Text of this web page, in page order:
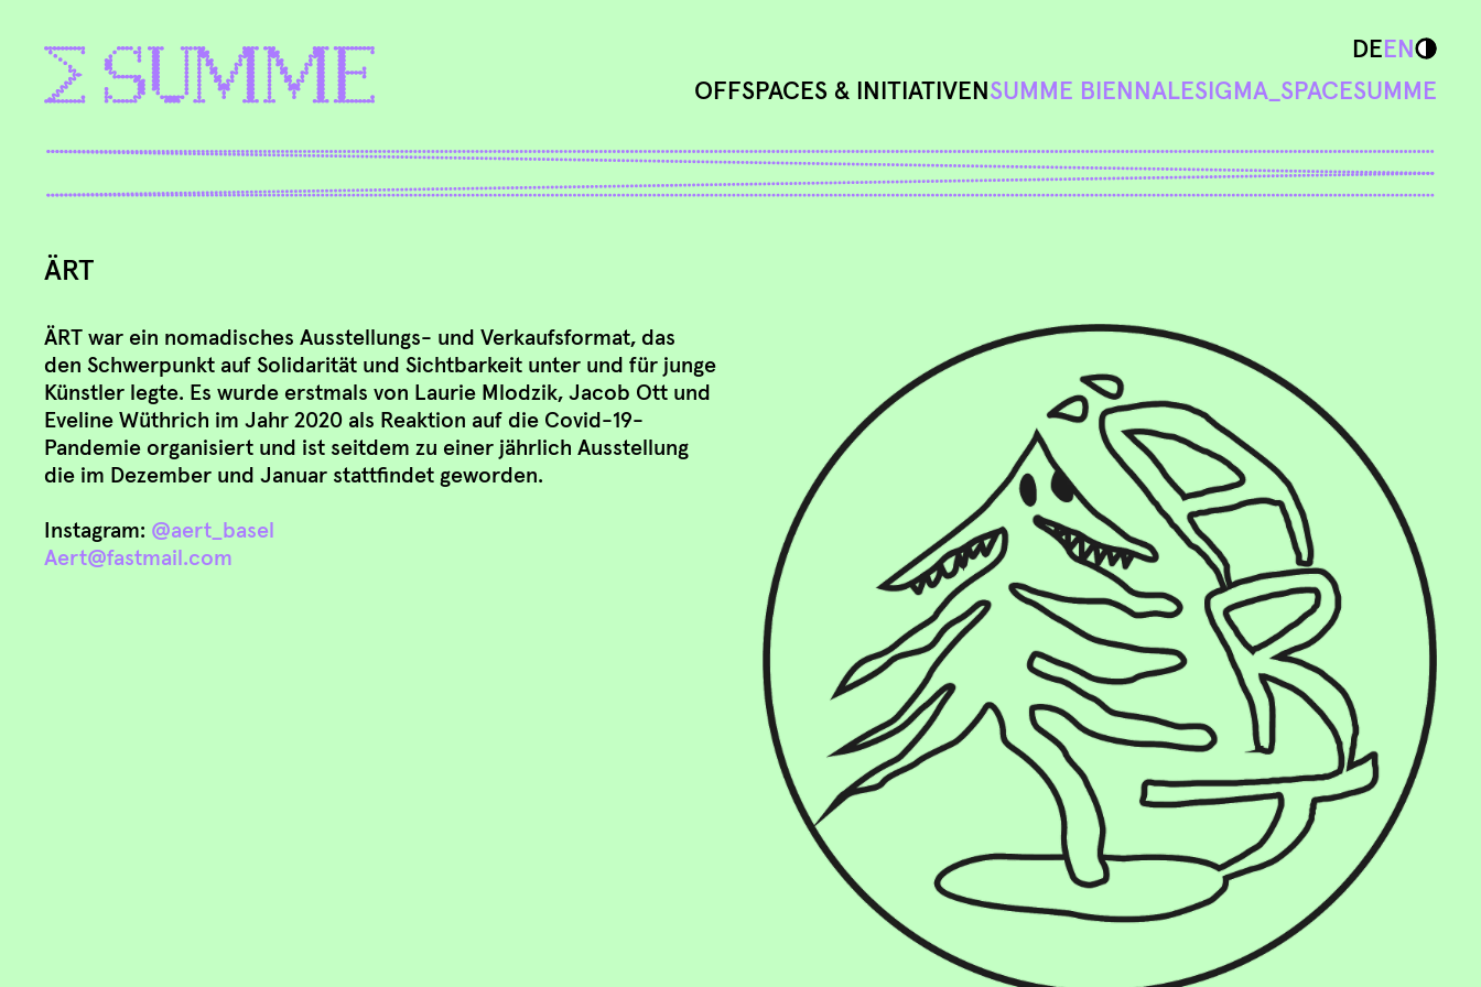
DEEN
OFFSPACES & INITIATIVENSUMME BIENNALESIGMA_SPACESUMME
ÄRT
ÄRT war ein nomadisches Ausstellungs- und Verkaufsformat, das
den Schwerpunkt auf Solidarität und Sichtbarkeit unter und für junge
Künstler legte. Es wurde erstmals von Laurie Mlodzik, Jacob Ott und
Eveline Wüthrich im Jahr 2020 als Reaktion auf die Covid-19-
Pandemie organisiert und ist seitdem zu einer jährlich Ausstellung
die im Dezember und Januar stattfindet geworden.
Instagram: @aert_basel
Aert@fastmail.com